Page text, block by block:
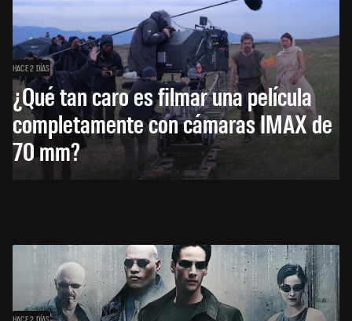
HACE 2 DÍAS
¿Qué tan caro es filmar una película
completamente con cámaras IMAX de
70 mm?
HACE 2 DÍAS